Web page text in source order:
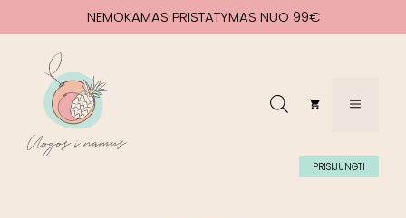
NEMOKAMAS PRISTATYMAS NUO 99€
PRISIJUNGTI